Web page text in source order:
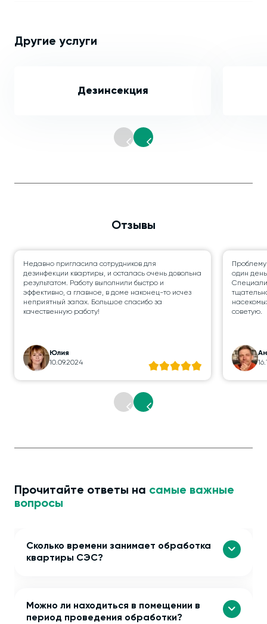
Другие услуги
Дезинсекция
Отзывы
Недавно пригласила сотрудников для
дезинфекции квартиры, и осталась очень довольна
результатом. Работу выполнили быстро и
эффективно, а главное, в доме наконец-то исчез
неприятный запах. Большое спасибо за
качественную работу!
Юлия
10.09.2024
один
советую.
Прочитайте ответы на самые важные
вопросы
Сколько времени занимает обработка
квартиры СЭС?
Можно ли находиться в помещении в
период проведения обработки?